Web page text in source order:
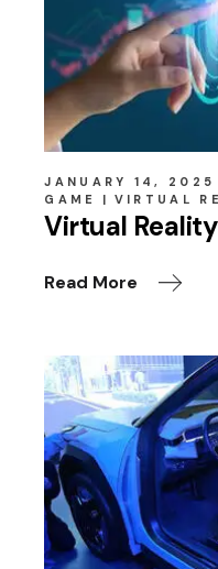
JANUARY 14, 2025
GAME
VIRTUAL
Virtual
Read More